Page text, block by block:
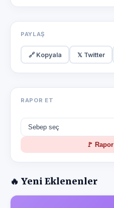
PAYLAŞ
🔗 Kopyala 𝕏 Twitter
RAPOR ET
🚩
🔥 Yeni Eklenenler